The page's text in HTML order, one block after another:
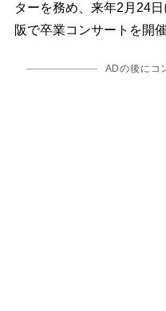
ターを務め、来年2月24
阪で卒業コンサートを開催
ADの後にコ